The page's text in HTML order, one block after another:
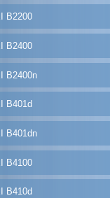
B2200
B2400
B2400n
B401d
B401dn
B4100
B410d